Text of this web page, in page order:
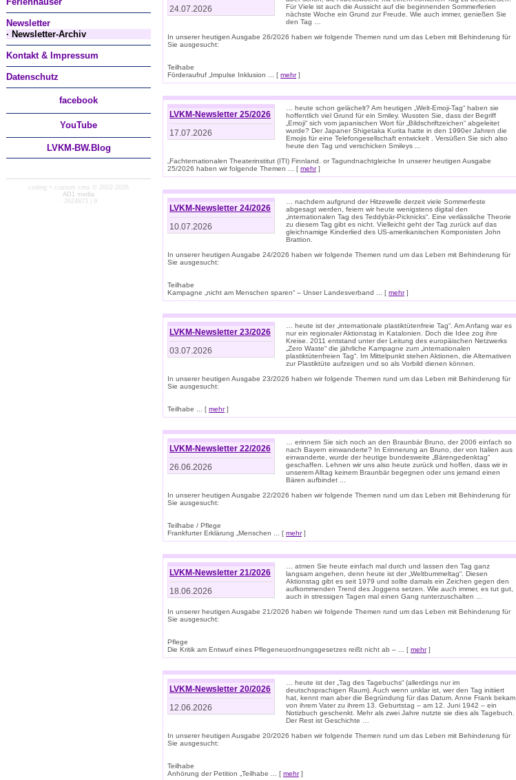
Newsletter
· Newsletter-Archiv
Kontakt & Impressum
Datenschutz
facebook
YouTube
LVKM-BW.Blog
coding + custom cms © 2002-2026
AD1 media
· 2624873 | 9
24.07.2026
Für Viele ist auch die Aussicht auf die beginnenden Sommerferien
nächste Woche ein Grund zur Freude. Wie auch immer, genießen Sie
den Tag …
In unserer heutigen Ausgabe 26/2026 haben wir folgende Themen rund um das Leben mit Behinderung für
Sie ausgesucht:
Teilhabe
Förderaufruf „Impulse Inklusion ... [ mehr]
LVKM-Newsletter 25/2026
17.07.2026
… heute schon gelächelt? Am heutigen „Welt-Emoji-Tag“ haben sie
hoffentlich viel Grund für ein Smiley. Wussten Sie, dass der Begriff
„Emoji“ sich vom japanischen Wort für „Bildschriftzeichen“ abgeleitet
wurde? Der Japaner Shigetaka Kurita hatte in den 1990er Jahren die
Emojis für eine Telefongesellschaft entwickelt . Versüßen Sie sich also
heute den Tag und verschicken Smileys ...
„Fachternationalen Theaterinstitut (ITI) Finnland. or Tagundnachtgleiche In unserer heutigen Ausgabe
25/2026 haben wir folgende Themen ... [ mehr]
LVKM-Newsletter 24/2026
10.07.2026
… nachdem aufgrund der Hitzewelle derzeit viele Sommerfeste
abgesagt werden, feiern wir heute wenigstens digital den
„internationalen Tag des Teddybär-Picknicks“. Eine verlässliche Theorie
zu diesem Tag gibt es nicht. Vielleicht geht der Tag zurück auf das
gleichnamige Kinderlied des US-amerikanischen Komponisten John
Brattion.
In unserer heutigen Ausgabe 24/2026 haben wir folgende Themen rund um das Leben mit Behinderung für
Sie ausgesucht:
Teilhabe
Kampagne „nicht am Menschen sparen“ – Unser Landesverband ... [ mehr]
LVKM-Newsletter 23/2026
03.07.2026
… heute ist der „internationale plastiktütenfreie Tag“. Am Anfang war es
nur ein regionaler Aktionstag in Katalonien. Doch die Idee zog ihre
Kreise. 2011 entstand unter der Leitung des europäischen Netzwerks
„Zero Waste“ die jährliche Kampagne zum „internationalen
plastiktütenfreien Tag“. Im Mittelpunkt stehen Aktionen, die Alternativen
zur Plastiktüte aufzeigen und so als Vorbild dienen können.
In unserer heutigen Ausgabe 23/2026 haben wir folgende Themen rund um das Leben mit Behinderung für
Sie ausgesucht:
Teilhabe ... [ mehr]
LVKM-Newsletter 22/2026
26.06.2026
… erinnern Sie sich noch an den Braunbär Bruno, der 2006 einfach so
nach Bayern einwanderte? In Erinnerung an Bruno, der von Italien aus
einwanderte, wurde der heutige bundesweite „Bärengedenktag“
geschaffen. Lehnen wir uns also heute zurück und hoffen, dass wir in
unserem Alltag keinem Braunbär begegnen oder uns jemand einen
Bären aufbindet ...
In unserer heutigen Ausgabe 22/2026 haben wir folgende Themen rund um das Leben mit Behinderung für
Sie ausgesucht:
Teilhabe / Pflege
Frankfurter Erklärung „Menschen ... [ mehr]
LVKM-Newsletter 21/2026
18.06.2026
… atmen Sie heute einfach mal durch und lassen den Tag ganz
langsam angehen, denn heute ist der „Weltbummeltag“. Diesen
Aktionstag gibt es seit 1979 und sollte damals ein Zeichen gegen den
aufkommenden Trend des Joggens setzen. Wie auch immer, es tut gut,
auch in stressigen Tagen mal einen Gang runterzuschalten ...
In unserer heutigen Ausgabe 21/2026 haben wir folgende Themen rund um das Leben mit Behinderung für
Sie ausgesucht:
Pflege
Die Kritik am Entwurf eines Pflegeneuordnungsgesetzes reißt nicht ab – ... [ mehr]
LVKM-Newsletter 20/2026
12.06.2026
… heute ist der „Tag des Tagebuchs“ (allerdings nur im
deutschsprachigen Raum). Auch wenn unklar ist, wer den Tag initiiert
hat, kennt man aber die Begründung für das Datum. Anne Frank bekam
von ihrem Vater zu ihrem 13. Geburtstag – am 12. Juni 1942 – ein
Notizbuch geschenkt. Mehr als zwei Jahre nutzte sie dies als Tagebuch.
Der Rest ist Geschichte …
In unserer heutigen Ausgabe 20/2026 haben wir folgende Themen rund um das Leben mit Behinderung für
Sie ausgesucht:
Teilhabe
Anhörung der Petition „Teilhabe ... [ mehr]